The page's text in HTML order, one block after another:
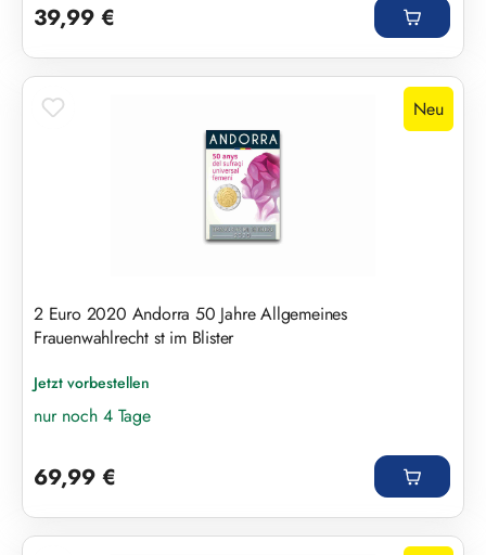
39,99 €
Neu
2 Euro 2020 Andorra 50 Jahre Allgemeines
Frauenwahlrecht st im Blister
Jetzt vorbestellen
nur noch 4 Tage
69,99 €